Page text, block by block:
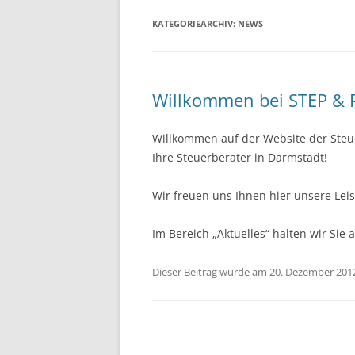
KATEGORIEARCHIV: NEWS
Willkommen bei STEP
Willkommen auf der Website der
Ihre Steuerberater in Darmstadt!
Wir freuen uns Ihnen hier unsere
Im Bereich „Aktuelles“ halten wir Sie
Dieser Beitrag wurde am 20. Dezember